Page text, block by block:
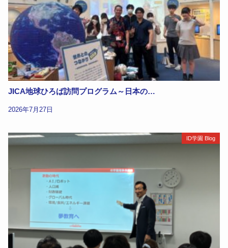
JICA地球ひろば訪問プログラム～日本の…
2026年7月27日
ID学園 Blog